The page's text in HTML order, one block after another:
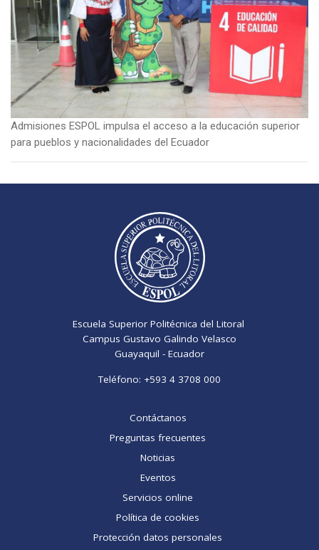
Admisiones ESPOL impulsa el acceso a la educación superior
para pueblos y nacionalidades del Ecuador
Escuela Superior Politécnica del Litoral
Campus Gustavo Galindo Velasco
Guayaquil - Ecuador
Teléfono: +593 4 3708 000
Contáctanos
Preguntas frecuentes
Noticias
Eventos
Servicios online
Política de cookies
Protección datos personales